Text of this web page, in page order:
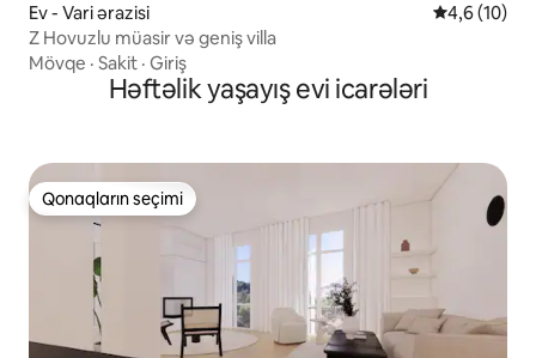
Ev - Vari ərazisi Ortalama
4,6 (10)
Z Hovuzlu müasir və geniş villa
Mövqe · Sakit · Giriş
Həftəlik yaşayış evi icarələri
Qonaqların seçimi
Qonaqların seçimi